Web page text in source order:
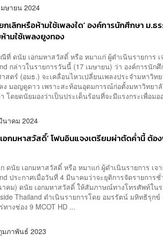
มษายน 2024
ยกเลิกหรือห้ามใช้เพลงใด’ องค์การนักศึกษา ม.
ห้ามใช้เพลงยูงทอง
ที่ ดนัย เอกมหาสวัสดิ์ หรือ หมาแก่ ผู้ดำเนินรายการ เ
กล่าวในรายการวันนี้ (17 เมษายน) ว่า องค์การนัก
สตร์ (อมธ.) จะเคลื่อนไหวเปลี่ยนเพลงประจำมหาวิทย
ง มอญดูดาว เพราะสะท้อนอุดมการณ์ก่อตั้งมหาวิทยา
โดยดนัยมองว่าเป็นประเด็นร้อนที่จะมีแรงกระเพื่อมอ
นาคม 2024
อกมหาสวัสดิ์’ โฟนอินแจงเตรียมผ่าตัดค่ำนี้ ต้อ
ดนัย เอกมหาสวัสดิ์ หรือ หมาแก่ ผู้ดำเนินรายการ เจ
ประกาศเมื่อวันที่ 4 มีนาคมว่าจะยุติการจัดรายกา
คม) ดนัย เอกมหาสวัสดิ์ ให้สัมภาษณ์ทางโทรศัพท์ในร
Thailand ดำเนินรายการโดย อมรรัตน์ มหิทธิรุก
ทางช่อง 9 MCOT HD ...
มภาพันธ์ 2023